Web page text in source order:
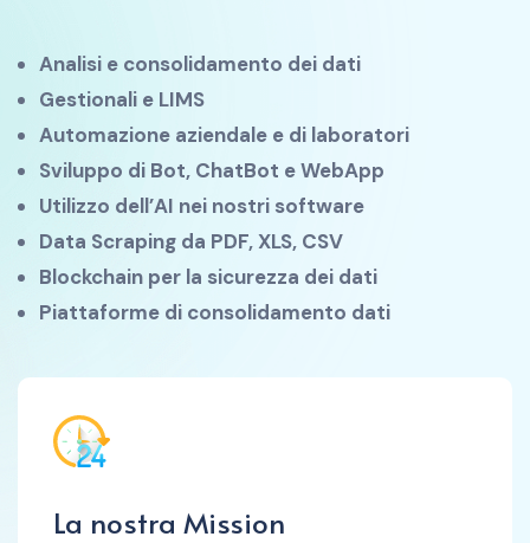
Analisi e consolidamento dei dati
Gestionali e LIMS
Automazione aziendale e di laboratori
Sviluppo di Bot, ChatBot e WebApp
Utilizzo dell’AI nei nostri software
Data Scraping da PDF, XLS, CSV
Blockchain per la sicurezza dei dati
Piattaforme di consolidamento dati
La nostra Mission